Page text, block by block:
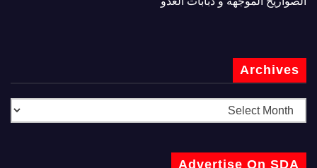
Archives
Advertise On SDA